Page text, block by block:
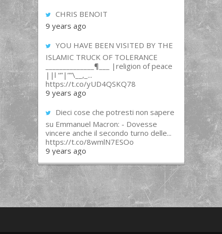
CHRIS BENOIT
9 years ago
YOU HAVE BEEN VISITED BY THE
ISLAMIC TRUCK OF TOLERANCE
______________¶___ |religion of peace
||l “”|””\__,_...
https://t.co/yUD4QSKQ78
9 years ago
Dieci cose che potresti non sapere
su Emmanuel Macron: - Dovesse
vincere anche il secondo turno delle...
https://t.co/8wmlN7ESOo
9 years ago